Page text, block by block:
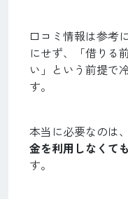
口コミ情報は参考
にせず、「借りる
い」という前提で
す。
本当に必要なのは
金を利用しなくて
す。